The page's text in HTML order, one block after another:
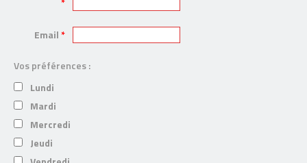
Email*
Vos préférences :
Lundi
Mardi
Mercredi
Jeudi